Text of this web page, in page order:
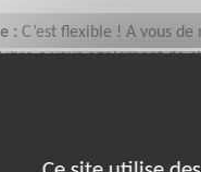
: C’est flexible ! A vous
à vous également de